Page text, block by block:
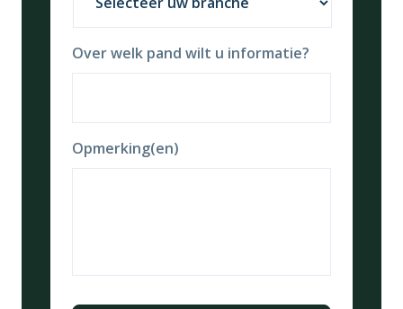
Over welk pand wilt u informatie?
Opmerking(en)